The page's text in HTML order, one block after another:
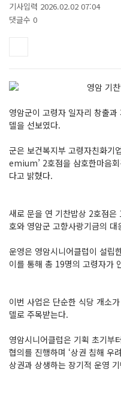
기사입력 2026.02.02 07:04
댓글수 0
영암군이 고령자 일자리 창출
델을 선보였다.
군은 보건복지부 고령자친화기
emium’ 2호점을 삼호한마음
다고 밝혔다.
새로 문을 연 기찬밥상 2호점
호와 영암군 고향사랑기금의 대
운영은 영암시니어클럽이 설립
이를 통해 총 19명의 고령자가
이번 사업은 단순한 식당 개소
델로 주목받는다.
영암시니어클럽은 기획 초기부
협의를 진행하며 ‘상권 침해 우
상권과 상생하는 장기적 운영